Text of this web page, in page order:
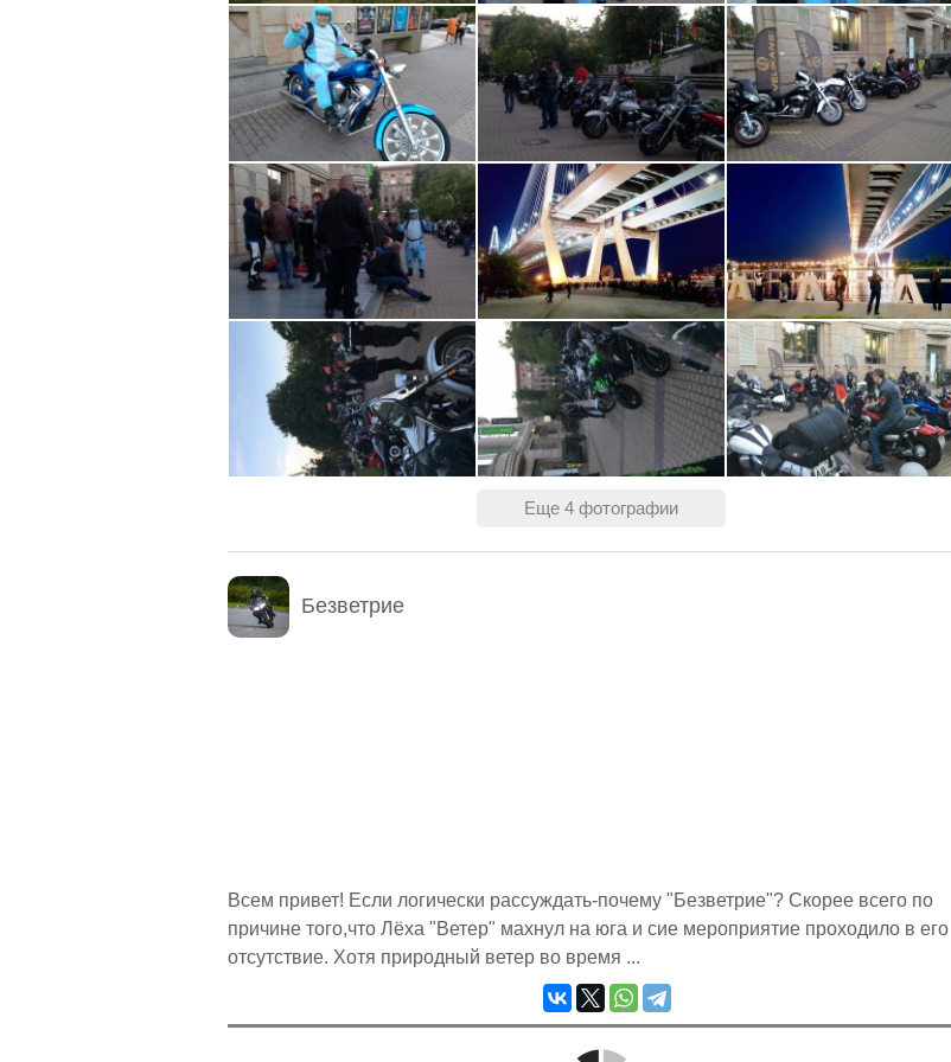
- Никакого негатива.
- Не беспределим.
- Необходимо уверенно водить мотоцикл.
- Приезжать с полным баком.
- Готовность ехать 110 по кольцу.
- Готовность ехать в междурядье.
- Если не понравилось в первый раз, на второй приезжать не надо.
Маршрут и цель обсуждаются, Твоя активная позиция приветствуется.
Будем рады фотографам за фото на память!
В случае подозрительно-плохой погоды - читайте комментарии, за час
решим ехать или нет.
Кержакова
Еще 4 фотографии
Безветрие
Всем привет! Если логически рассуждать-почему "Безветрие"? Скорее всего по
причине того,что Лёха "Ветер" махнул на юга и сие мероприятие проходило в его
отсутствие. Хотя природный ветер во время ...